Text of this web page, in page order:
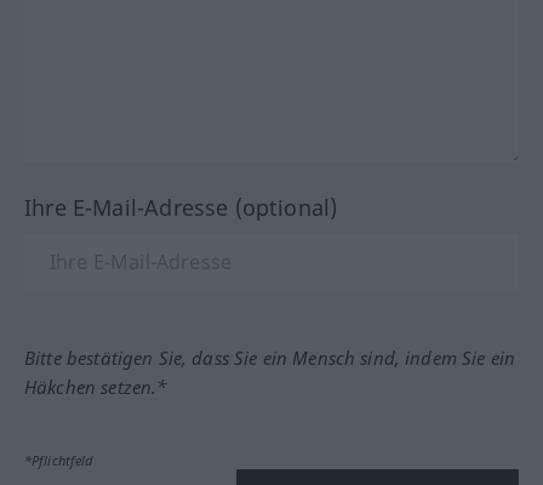
Ihre E-Mail-Adresse (optional)
Bitte bestätigen Sie, dass Sie ein Mensch sind, indem Sie ein
Häkchen setzen.*
*Pflichtfeld